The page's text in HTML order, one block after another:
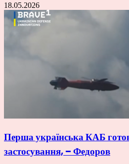
18.05.2026
Перша українська КАБ
застосування, – Федоров